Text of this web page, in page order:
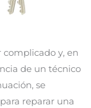
complicado y, en
de un técnico
se
reparar una